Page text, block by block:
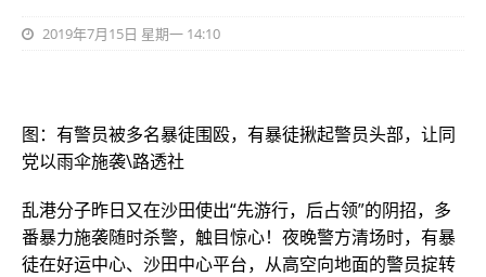
2019年7月15日 星期一 14:10
图：有警员被多名暴徒围殴，有暴徒揪起警员头部，让同
党以雨伞施袭\路透社
乱港分子昨日又在沙田使出“先游行，后占领”的阴招，多
番暴力施袭随时杀警，触目惊心！夜晚警方清场时，有暴
徒在好运中心、沙田中心平台，从高空向地面的警员掟转